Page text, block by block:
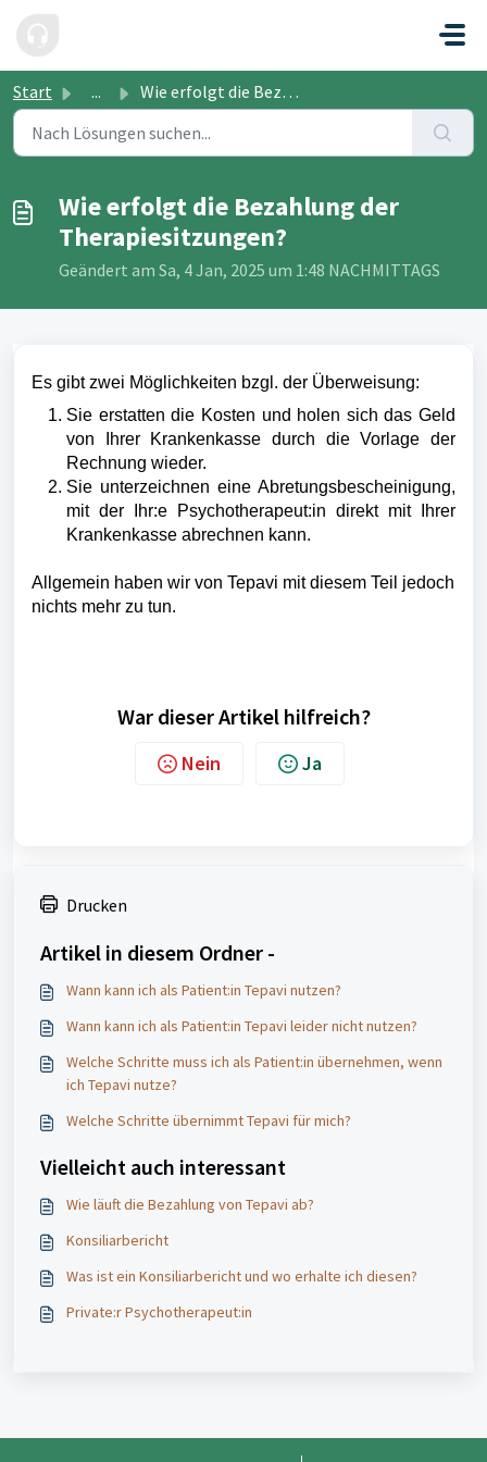
Start ... Wie erfolgt die Bezahlung der Therapiesitzungen?
Wie erfolgt die Bezahlung der
Therapiesitzungen?
Geändert am Sa, 4 Jan, 2025 um 1:48 NACHMITTAGS
Es gibt zwei Möglichkeiten bzgl. der Überweisung:
Sie erstatten die Kosten und holen sich das Geld
von Ihrer Krankenkasse durch die Vorlage der
Rechnung wieder.
Sie unterzeichnen eine Abretungsbescheinigung,
mit der Ihr:e Psychotherapeut:in direkt mit Ihrer
Krankenkasse abrechnen kann.
Allgemein haben wir von Tepavi mit diesem Teil jedoch
nichts mehr zu tun.
War dieser Artikel hilfreich?
Nein Ja
Drucken
Artikel in diesem Ordner -
Wann kann ich als Patient:in Tepavi nutzen?
Wann kann ich als Patient:in Tepavi leider nicht nutzen?
Welche Schritte muss ich als Patient:in übernehmen, wenn
ich Tepavi nutze?
Welche Schritte übernimmt Tepavi für mich?
Vielleicht auch interessant
Wie läuft die Bezahlung von Tepavi ab?
Konsiliarbericht
Was ist ein Konsiliarbericht und wo erhalte ich diesen?
Private:r Psychotherapeut:in